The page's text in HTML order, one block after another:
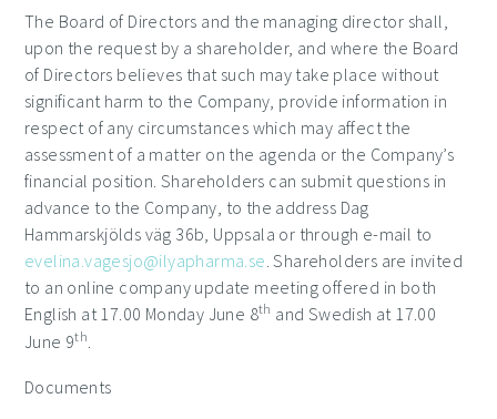
The Board of Directors and the managing director shall,
upon the request by a shareholder, and where the Board
of Directors believes that such may take place without
significant harm to the Company, provide information in
respect of any circumstances which may affect the
assessment of a matter on the agenda or the Company’s
financial position. Shareholders can submit questions in
advance to the Company, to the address Dag
Hammarskjölds väg 36b, Uppsala or through e-mail to
evelina.vagesjo@ilyapharma.se.Shareholders are invited
to an online company update meeting offered in both
English at 17.00 Monday June 8th and Swedish at 17.00
June 9th.
Documents